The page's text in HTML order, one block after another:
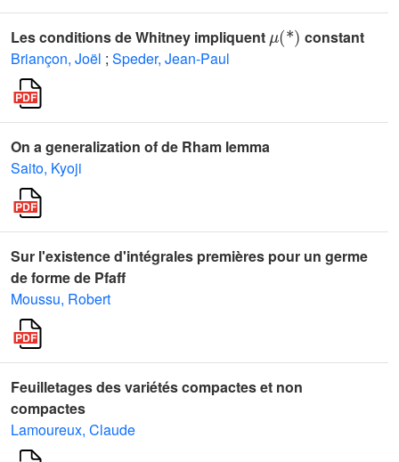
Les conditions de Whitney impliquent
( *)
constant
Briançon, Joël ; Speder, Jean-Paul
On a generalization of de Rham lemma
Saito, Kyoji
Sur l'existence d'intégrales premières pour un germe
de forme de Pfaff
Moussu, Robert
Feuilletages des variétés compactes et non
compactes
Lamoureux, Claude